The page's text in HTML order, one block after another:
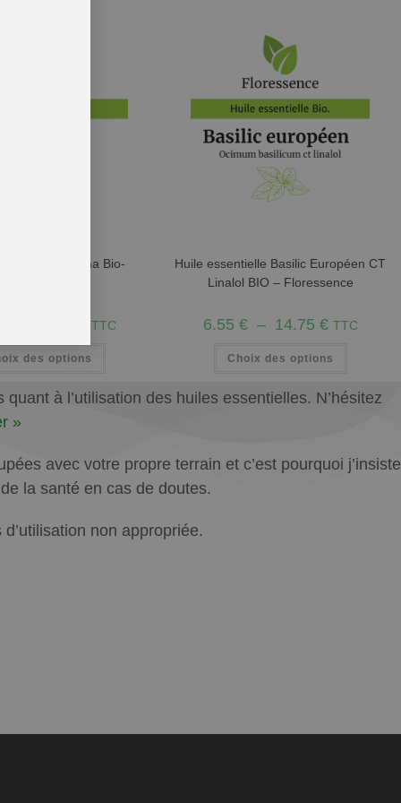
Curcuma Bio-
TTC
des options
Huile essentielle Basilic Européen CT
Linalol BIO – Floressence
6.55 € – 14.75 € TTC
Choix des options
à l’utilisation des huiles essentielles. N’hésitez
»
avec votre propre terrain et c’est pourquoi j’insiste
la santé en cas de doutes.
non appropriée.